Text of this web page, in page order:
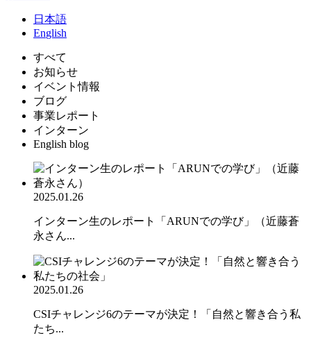
日 本語
English
すべて
お知らせ
イベント情報
ブログ
事業レポート
インターン
English blog
2025.01.26
インターン生のレポート「ARUNでの学び」（近藤蒼
永さん...
2025.01.26
CSIチャレンジ6のテーマが決定！「自然と響き合う私
たち...